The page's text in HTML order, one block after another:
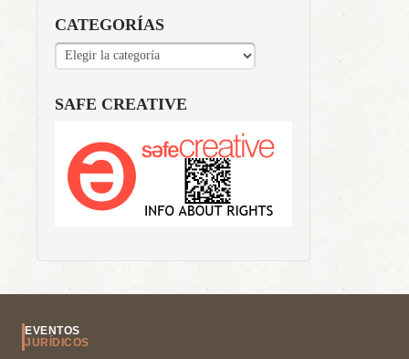
CATEGORÍAS
CATEGORÍAS
SAFE CREATIVE
EVENTOS
JURÍDICOS